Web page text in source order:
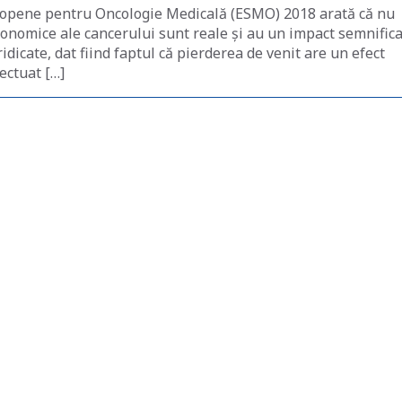
pentru Oncologie Medicală (ESMO) 2018 arată că nu
ale cancerului sunt reale și au un impact
dat fiind faptul că pierderea de venit are un efect
[…]